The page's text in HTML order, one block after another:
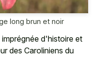
long brun et noir
d'histoire et
des Caroliniens du